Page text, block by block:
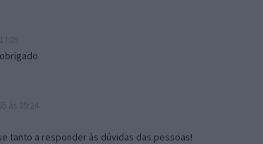
tanto a responder às dúvidas das pessoas!